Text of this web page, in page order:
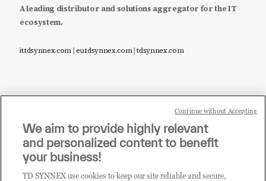
A leading distributor and solutions aggregator for the IT
ecosystem.
it.tdsynnex.com|eu.tdsynnex.com|tdsynnex.com
Sei un rivenditore di tecnologia e desideri acquistare
i prodotti o le soluzioni trattate sul blog?
CLICCA QUI E DIVENTA
CLIENTE TD SYNNEX
We aim to provide highly relevant
and personalized content to benefit
your business!
TD SYNNEX use cookies to keep our site reliable and secure,
Continue without Accepting